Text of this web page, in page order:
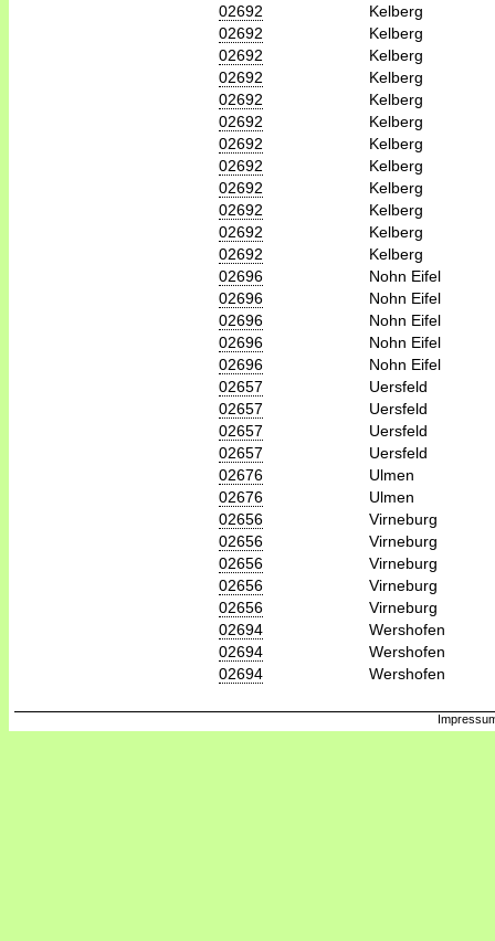
02692
Kelberg
02692
Kelberg
02692
Kelberg
02692
Kelberg
02692
Kelberg
02692
Kelberg
02692
Kelberg
02692
Kelberg
02692
Kelberg
02692
Kelberg
02692
Kelberg
02692
Kelberg
02696
Nohn Eifel
02696
Nohn Eifel
02696
Nohn Eifel
02696
Nohn Eifel
02696
Nohn Eifel
02657
Uersfeld
02657
Uersfeld
02657
Uersfeld
02657
Uersfeld
02676
Ulmen
02676
Ulmen
02656
Virneburg
02656
Virneburg
02656
Virneburg
02656
Virneburg
02656
Virneburg
02694
Wershofen
02694
Wershofen
02694
Wershofen